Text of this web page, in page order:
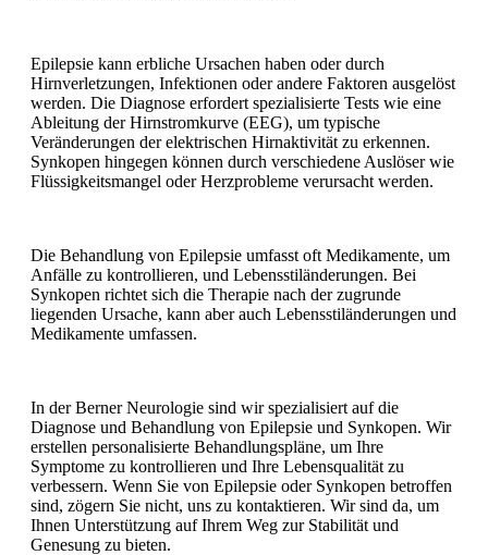
Epilepsie kann erbliche Ursachen haben oder durch
Hirnverletzungen, Infektionen oder andere Faktoren ausgelöst
werden. Die Diagnose erfordert spezialisierte Tests wie eine
Ableitung der Hirnstromkurve (EEG), um typische
Veränderungen der elektrischen Hirnaktivität zu erkennen.
Synkopen hingegen können durch verschiedene Auslöser wie
Flüssigkeitsmangel oder Herzprobleme verursacht werden.
Die Behandlung von Epilepsie umfasst oft Medikamente, um
Anfälle zu kontrollieren, und Lebensstiländerungen. Bei
Synkopen richtet sich die Therapie nach der zugrunde
liegenden Ursache, kann aber auch Lebensstiländerungen und
Medikamente umfassen.
In der Berner Neurologie sind wir spezialisiert auf die
Diagnose und Behandlung von Epilepsie und Synkopen. Wir
erstellen personalisierte Behandlungspläne, um Ihre
Symptome zu kontrollieren und Ihre Lebensqualität zu
verbessern. Wenn Sie von Epilepsie oder Synkopen betroffen
sind, zögern Sie nicht, uns zu kontaktieren. Wir sind da, um
Ihnen Unterstützung auf Ihrem Weg zur Stabilität und
Genesung zu bieten.